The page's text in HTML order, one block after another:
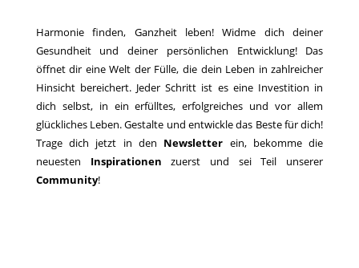
Harmonie finden, Ganzheit leben! Widme dich deiner
Gesundheit und deiner persönlichen Entwicklung! Das
öffnet dir eine Welt der Fülle, die dein Leben in zahlreicher
Hinsicht bereichert. Jeder Schritt ist es eine Investition in
dich selbst, in ein erfülltes, erfolgreiches und vor allem
glückliches Leben. Gestalte und entwickle das Beste für dich!
Trage dich jetzt in den Newsletter ein, bekomme die
neuesten Inspirationen zuerst und sei Teil unserer
Community!